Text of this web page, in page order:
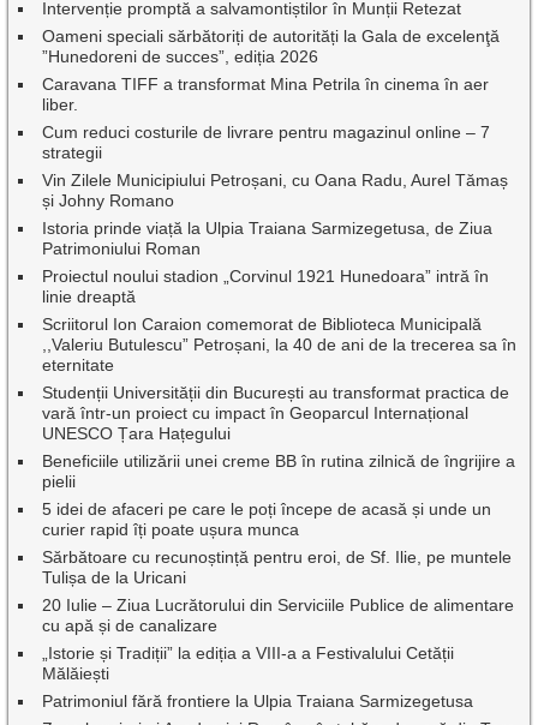
Intervenție promptă a salvamontiștilor în Munții Retezat
Oameni speciali sărbătoriți de autorități la Gala de excelenţă
”Hunedoreni de succes”, ediția 2026
Caravana TIFF a transformat Mina Petrila în cinema în aer
liber.
Cum reduci costurile de livrare pentru magazinul online – 7
strategii
Vin Zilele Municipiului Petroșani, cu Oana Radu, Aurel Tămaș
și Johny Romano
Istoria prinde viață la Ulpia Traiana Sarmizegetusa, de Ziua
Patrimoniului Roman
Proiectul noului stadion „Corvinul 1921 Hunedoara” intră în
linie dreaptă
Scriitorul Ion Caraion comemorat de Biblioteca Municipală
,,Valeriu Butulescu” Petroșani, la 40 de ani de la trecerea sa în
eternitate
Studenții Universității din București au transformat practica de
vară într-un proiect cu impact în Geoparcul Internațional
UNESCO Țara Hațegului
Beneficiile utilizării unei creme BB în rutina zilnică de îngrijire a
pielii
5 idei de afaceri pe care le poți începe de acasă și unde un
curier rapid îți poate ușura munca
Sărbătoare cu recunoștință pentru eroi, de Sf. Ilie, pe muntele
Tulișa de la Uricani
20 Iulie – Ziua Lucrătorului din Serviciile Publice de alimentare
cu apă și de canalizare
„Istorie și Tradiții” la ediția a VIII-a a Festivalului Cetății
Mălăiești
Patrimoniul fără frontiere la Ulpia Traiana Sarmizegetusa